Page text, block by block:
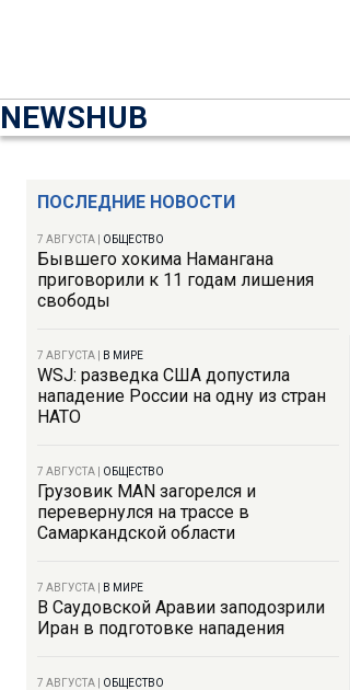
NEWSHUB
ПОСЛЕДНИЕ НОВОСТИ
7 АВГУСТА ОБЩЕСТВО
Бывшего хокима Намангана
приговорили к 11 годам лишения
свободы
7 АВГУСТА В МИРЕ
WSJ: разведка США допустила
нападение России на одну из стран
НАТО
7 АВГУСТА ОБЩЕСТВО
Грузовик MAN загорелся и
перевернулся на трассе в
Самаркандской области
7 АВГУСТА В МИРЕ
В Саудовской Аравии заподозрили
Иран в подготовке нападения
7 АВГУСТА ОБЩЕСТВО